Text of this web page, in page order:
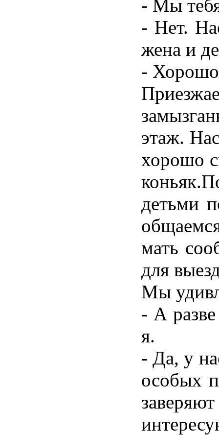
- Мы
- Нет.
жена и
-
этаж.
хорошо
детьми
мать
для
Мы
- А
я.
- Да, у
особых